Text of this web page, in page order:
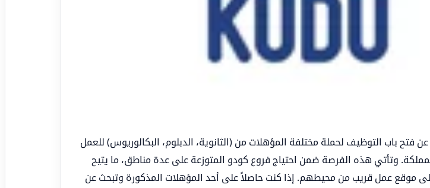
فتح باب التوظيف لحملة مختلفة المؤهلات من (الثانوية، الدبلوم، البكالوريوس) للعمل
وتأتي هذه الفرصة ضمن احتياج فروع كودو المتوزعة على عدة مناطق، ما يتيح
موقع عمل قريب من محيطهم. إذا كنت حاصلاً على أحد المؤهلات المذكورة وتبحث عن